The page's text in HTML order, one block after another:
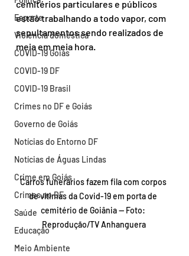
Esporte
Violência doméstica
COVID-19 Goiás
COVID-19 DF
COVID-19 Brasil
Crimes no DF e Goiás
Governo de Goiás
Notícias do Entorno DF
Notícias de Águas Lindas
Crime em Goiás
Crimes no DF
Saúde
Educação
Meio Ambiente
cemitérios particulares e públicos
estão trabalhando a todo vapor, com
sepultamentos sendo realizados de
meia em meia hora.
Carros funerários fazem fila com corpos
de vítimas da Covid-19 em porta de
cemitério de Goiânia — Foto:
Reprodução/TV Anhanguera